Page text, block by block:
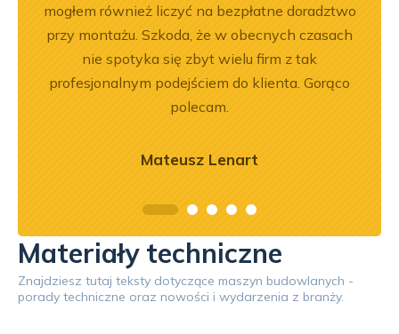
mogłem również liczyć na bezpłatne doradztwo
przy montażu. Szkoda, że w obecnych czasach
nie spotyka się zbyt wielu firm z tak
profesjonalnym podejściem do klienta. Gorąco
polecam.
Mateusz Lenart
Materiały techniczne
Znajdziesz tutaj teksty dotyczące maszyn budowlanych -
porady techniczne oraz nowości i wydarzenia z branży.